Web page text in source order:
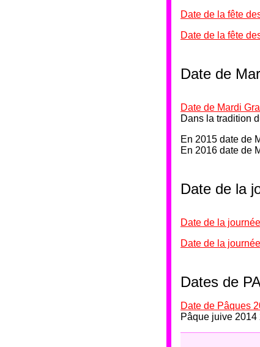
Date de la fête
Date de la fête
Date de
Date de Mardi
Dans la tradition
En 2015 date de
En 2016 date de
Date de la
Date de la
Date de la
Dates de
Date de Pâques
Pâque juive